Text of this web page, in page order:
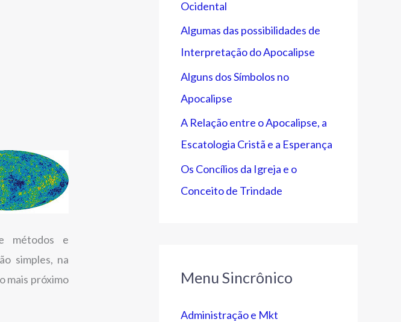
métodos e
simples, na
mais próximo
Ocidental
Algumas das possibilidades de
Interpretação do Apocalipse
Alguns dos Símbolos no
Apocalipse
A Relação entre o Apocalipse, a
Escatologia Cristã e a Esperança
Os Concílios da Igreja e o
Conceito de Trindade
Menu Sincrônico
Administração e Mkt